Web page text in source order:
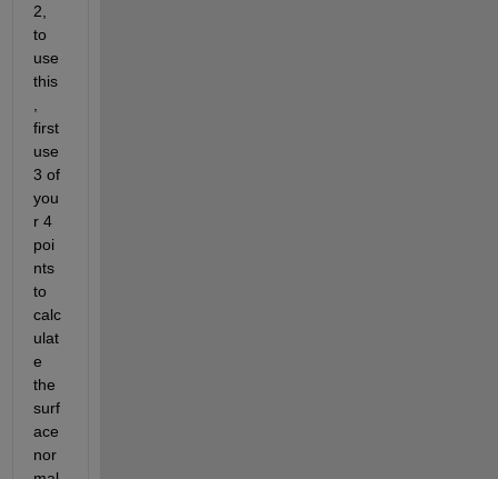
2,
to
use
this
first
use
3 of
you
r 4
poi
nts
to
calc
ulat
e
the
surf
ace
nor